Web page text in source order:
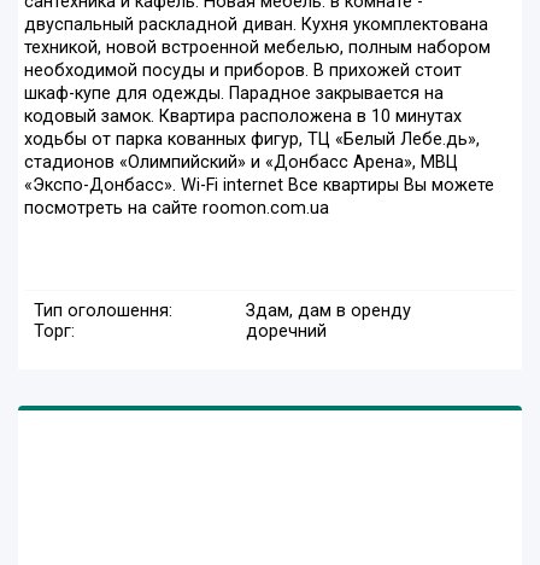
двуспальный раскладной диван. Кухня укомплектована
техникой, новой встроенной мебелью, полным набором
необходимой посуды и приборов. В прихожей стоит
шкаф-купе для одежды. Парадное закрывается на
кодовый замок. Квартира расположена в 10 минутах
ходьбы от парка кованных фигур, ТЦ «Белый Лебе.дь»,
стадионов «Олимпийский» и «Донбасс Арена», МВЦ
«Экспо-Донбасс». Wi-Fi internet Все квартиры Вы можете
посмотреть на сайте roomon.com.ua
Тип оголошення:
Здам, дам в оренду
Торг:
доречний